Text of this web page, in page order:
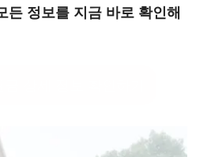
든 정보를 지금 바로 확인해